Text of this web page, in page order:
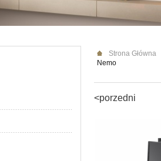
Strona Główna
Nemo
<porzedni